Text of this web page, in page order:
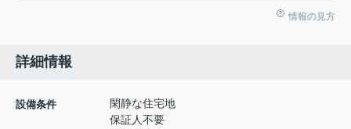
情報の見方
詳細情報
設備条件
閑静な住宅地
保証人不要